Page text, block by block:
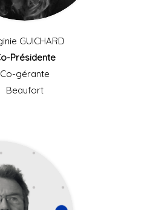
GUICHARD
Présidente
Co-gérante
Beaufort